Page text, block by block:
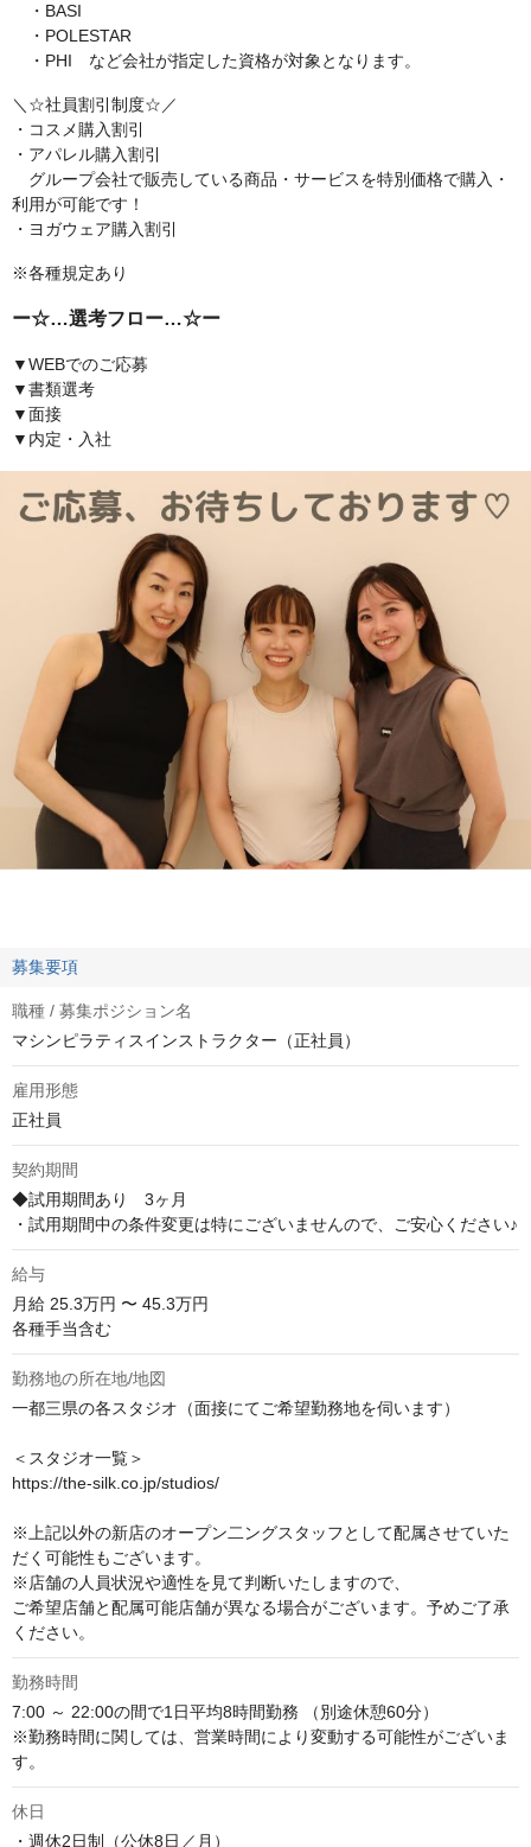
・BASI
・POLESTAR
・PHI など会社が指定した資格が対象となります。
＼☆社員割引制度☆／
・コスメ購入割引
・アパレル購入割引
グループ会社で販売している商品・サービスを特別価格で購入・
利用が可能です！
・ヨガウェア購入割引
※各種規定あり
ー☆…選考フロー…☆ー
▼WEBでのご応募
▼書類選考
▼面接
▼内定・入社
募集要項
職種 / 募集ポジション名
マシンピラティスインストラクター（正社員）
雇用形態
正社員
契約期間
◆試用期間あり　3ヶ月
・試用期間中の条件変更は特にございませんので、ご安心ください♪
給与
月給 25.3万円 〜 45.3万円
各種手当含む
勤務地の所在地/地図
一都三県の各スタジオ（面接にてご希望勤務地を伺います）
＜スタジオ一覧＞
https://the-silk.co.jp/studios/
※上記以外の新店のオープン二ングスタッフとして配属させていた
だく可能性もございます。
※店舗の人員状況や適性を見て判断いたしますので、
ご希望店舗と配属可能店舗が異なる場合がございます。予めご了承
ください。
勤務時間
7:00 ～ 22:00の間で1日平均8時間勤務 （別途休憩60分）
※勤務時間に関しては、営業時間により変動する可能性がございま
す。
休日
・週休2日制（公休8日／月）